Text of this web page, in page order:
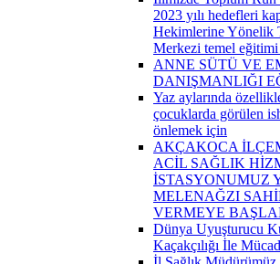
2023 yılı hedefleri
Hekimlerine Yönelik
Merkezi temel
ANNE SÜTÜ VE
DANIŞMANLIĞI
Yaz aylarında
çocuklarda görülen
önlemek için
AKÇAKOCA
ACİL SAĞLIK
İSTASYONUMUZ
MELENAĞZI
VERMEYE
Dünya Uyuşturucu
Kaçakçılığı İle